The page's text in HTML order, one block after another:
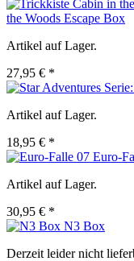
the Woods Escape Box
Artikel auf Lager.
27,95 € *
Artikel auf Lager.
18,95 € *
Euro-
Artikel auf Lager.
30,95 € *
N3 Box
Derzeit leider nicht